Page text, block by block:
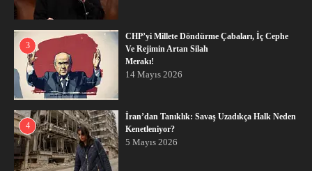
3
CHP’yi Millete Döndürme Çabaları, İç Cephe
Ve Rejimin Artan Silah
Merakı!
14 Mayıs 2026
4
İran’dan Tanıklık: Savaş Uzadıkça Halk Neden
Kenetleniyor?
5 Mayıs 2026